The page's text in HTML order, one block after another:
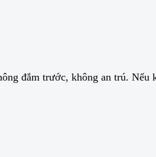
đắm trước, không an trú.